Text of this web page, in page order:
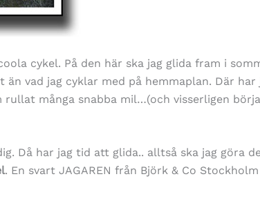
cykel. På den här ska jag glida fram i
vad jag cyklar med på hemmaplan. Där har
många snabba mil…(och visserligen
Då har jag tid att glida.. alltså ska jag göra
. En svart JAGAREN från Björk & Co